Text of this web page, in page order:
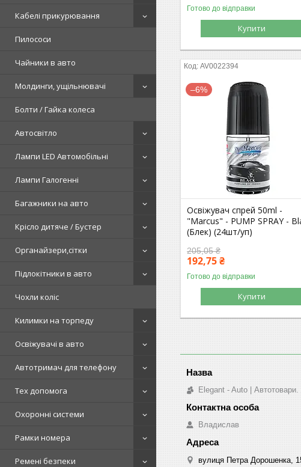
Кабелі прикурювання
Пилососи
Чайники в авто
Молдинги, ущільнювачі
Болти / Гайка колеса
Автосвітло
Лампи LED Автомобільні
Лампи Галогенні
Багажники на авто
Крісло дитяче / Бустер
Органайзери,сітки
Підлокітники в авто
Чохли коліс
Килимки на торпеду
Освіжувачі в авто
Автотримач для телефону
Тех допомога
Охоронні системи
Рамки номера
Ремені безпеки
Готово до відправки
Купити
AV0022394
–6%
Освіжувач спрей 50ml -
"Marcus" - PUMP SPRAY -
(Блек) (24шт/уп)
205,05 ₴
192,75 ₴
Готово до відправки
Купити
Elegant - Auto |
Владислав
вулиця Петра Дорошенка,